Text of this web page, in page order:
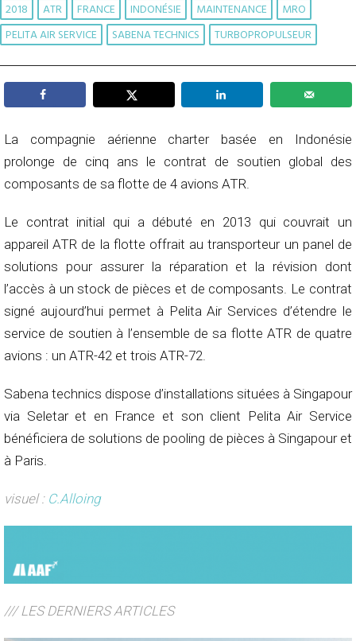
2018 ATR FRANCE INDONÉSIE MAINTENANCE
MRO
PELITA AIR SERVICE
SABENA TECHNICS TURBOPROPULSEUR
La compagnie aérienne charter basée en Indonésie
prolonge de cinq ans le contrat de soutien global des
composants de sa flotte de 4 avions ATR.
Le contrat initial qui a débuté en 2013 qui couvrait un
appareil ATR de la flotte offrait au transporteur un panel de
solutions pour assurer la réparation et la révision dont
l’accès à un stock de pièces et de composants. Le contrat
signé aujourd’hui permet à Pelita Air Services d’étendre le
service de soutien à l’ensemble de sa flotte ATR de quatre
avions : un ATR-42 et trois ATR-72.
Sabena technics dispose d’installations situées à Singapour
via Seletar et en France et son client Pelita Air Service
bénéficiera de solutions de pooling de pièces à Singapour et
à Paris.
visuel : C.Alloing
/// LES DERNIERS ARTICLES